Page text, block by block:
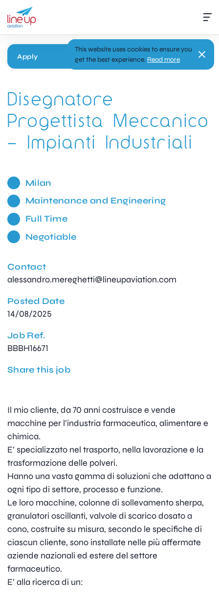
Apply
Disegnatore
Progettista Meccanico
– Impianti Industriali
Milan
Maintenance and Engineering
Full Time
Negotiable
Contact
alessandro.mereghetti@lineupaviation.com
Posted Date
14/08/2025
Job Ref.
BBBH16671
Share this job
Il mio cliente, da 70 anni costruisce e vende
macchine per l’industria farmaceutica, alimentare e
chimica.
E’ specializzato nel trasporto, nella lavorazione e la
trasformazione delle polveri.
Hanno una vasta gamma di soluzioni che adattano a
ogni tipo di settore, processo e funzione.
Le loro macchine, colonne di sollevamento sherpa,
granulatori oscillanti, valvole di scarico dosato a
cono, costruite su misura, secondo le specifiche di
ciascun cliente, sono installate nelle più affermate
aziende nazionali ed estere del settore
farmaceutico.
E’ alla ricerca di un:
This website uses cookies to ensure you
get the best experience. Read more